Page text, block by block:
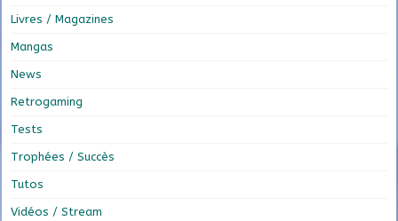
Livres / Magazines
Mangas
News
Retrogaming
Tests
Trophées / Succès
Tutos
Vidéos / Stream